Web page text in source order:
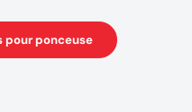
pour ponceuse